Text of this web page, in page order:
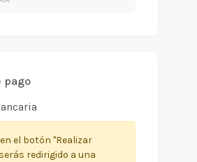
pago
el botón "Realizar
redirigido a una